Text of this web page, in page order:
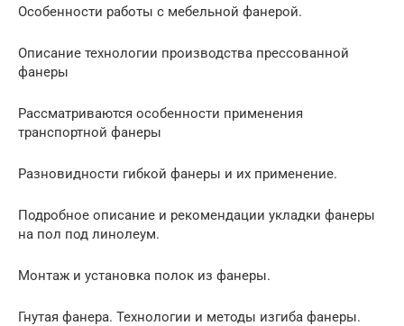
Особенности работы с мебельной фанерой.
Описание технологии производства прессованной
фанеры
Рассматриваются особенности применения
транспортной фанеры
Разновидности гибкой фанеры и их применение.
Подробное описание и рекомендации укладки фанеры
на пол под линолеум.
Монтаж и установка полок из фанеры.
Гнутая фанера. Технологии и методы изгиба фанеры.